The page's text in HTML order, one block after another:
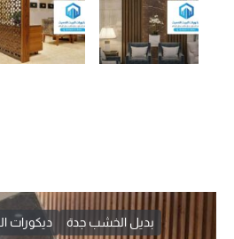
بديل الخشب جدة ديكورات